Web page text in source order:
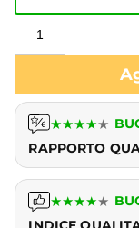
★★★★★
RAPPORTO
★★★★★